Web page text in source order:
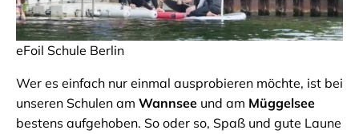
eFoil Schule Berlin
Wer es einfach nur einmal ausprobieren möchte, ist bei
unseren Schulen am Wannsee und am Müggelsee
bestens aufgehoben. So oder so, Spaß und gute Laune